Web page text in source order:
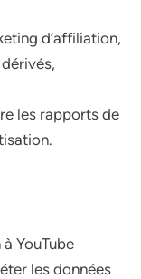
d’affiliation,
les rapports de
YouTube
les données